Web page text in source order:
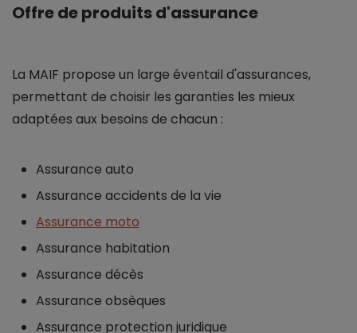
Offre de produits d'assurance
La MAIF propose un large éventail d'assurances,
permettant de choisir les garanties les mieux
adaptées aux besoins de chacun :
Assurance auto
Assurance accidents de la vie
Assurance moto
Assurance habitation
Assurance décès
Assurance obsèques
Assurance protection juridique